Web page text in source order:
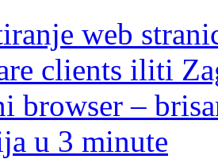
web
clients iliti
browser –
u 3 minute